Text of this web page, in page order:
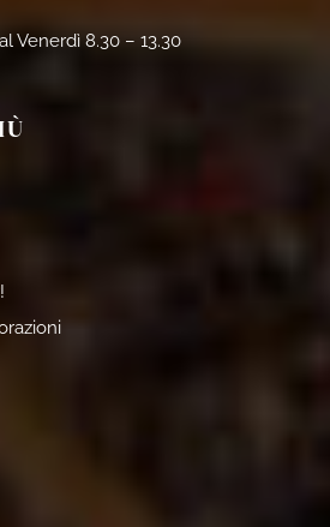
Venerdì 8.30 – 13.30